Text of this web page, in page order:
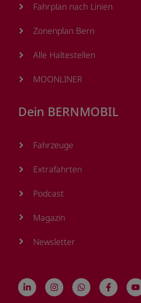
Fahrplan nach Linien
Zonenplan Bern
Alle Haltestellen
MOONLINER
Dein BERNMOBIL
Fahrzeuge
Extrafahrten
Podcast
Magazin
Newsletter